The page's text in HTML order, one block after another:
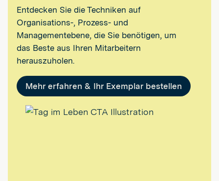
Entdecken Sie die Techniken auf
Organisations-, Prozess- und
Managementebene, die Sie benötigen, um
das Beste aus Ihren Mitarbeitern
herauszuholen.
Mehr erfahren & Ihr Exemplar bestellen